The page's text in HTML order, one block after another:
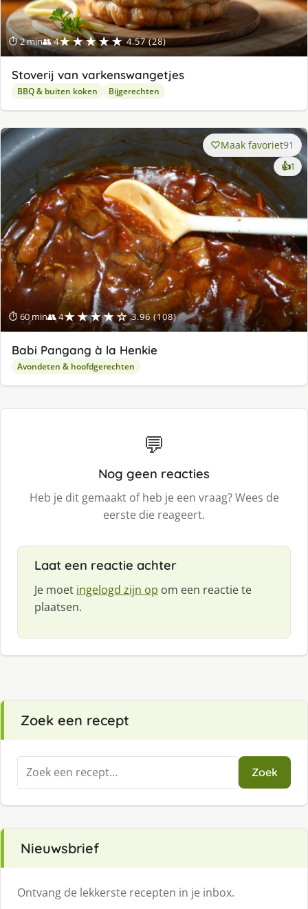
⏱ 2 min👥 4★★★★★ 4.57 (28)
Stoverij van varkenswangetjes
BBQ & buiten koken Bijgerechten
⏱ 60 min👥 4★★★★☆ 3.96 (108)
Maak favoriet91
👍1
Babi Pangang à la Henkie
Avondeten & hoofdgerechten
💬
Nog geen reacties
Heb je dit gemaakt of heb je een vraag? Wees de
eerste die reageert.
Laat een reactie achter
Je moet ingelogd zijn op om een reactie te
plaatsen.
Zoek een recept
Zoeken
naar:
Zoek
Nieuwsbrief
Ontvang de lekkerste recepten in je inbox.